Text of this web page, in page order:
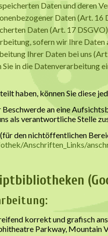
Daten und deren
Daten (Art. 16
Daten (Art. 17
sofern wir Ihre
Ihrer Daten bei uns
in die Datenverarbeitung
haben, können Sie diese
an eine
als verantwortliche Stelle
den nichtöffentlichen
Anschriften_Links/
korrekt und grafisch
Parkway, Mountain